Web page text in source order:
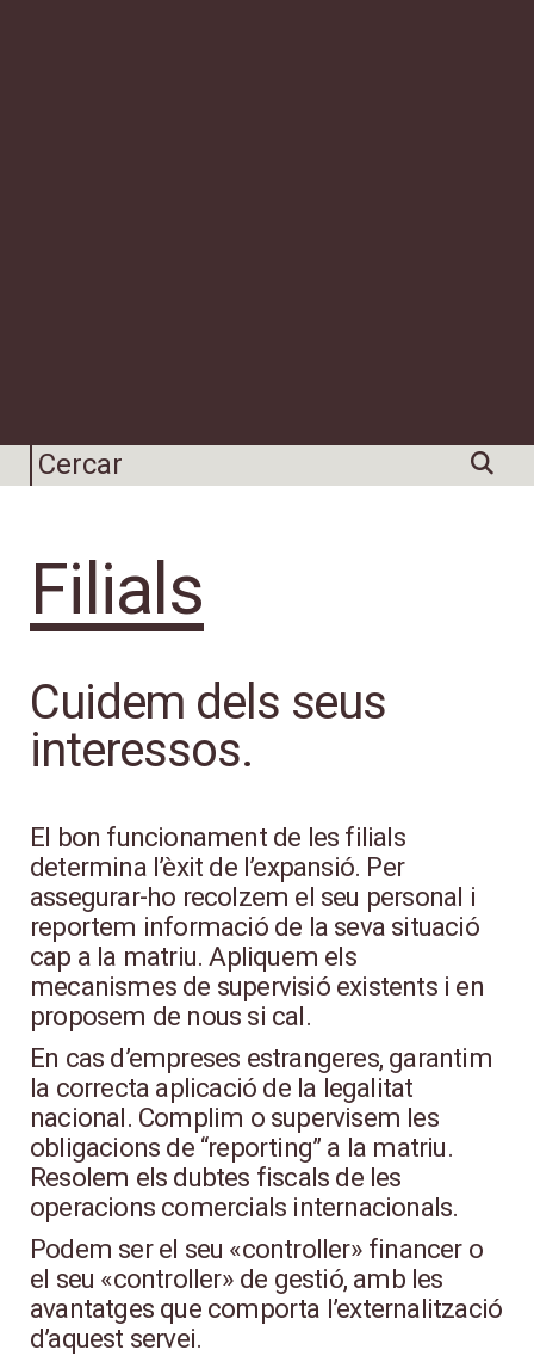
Filials
Cuidem dels seus
interessos.
El bon funcionament de les filials
determina l’èxit de l’expansió. Per
assegurar-ho recolzem el seu personal i
reportem informació de la seva situació
cap a la matriu. Apliquem els
mecanismes de supervisió existents i en
proposem de nous si cal.
En cas d’empreses estrangeres, garantim
la correcta aplicació de la legalitat
nacional. Complim o supervisem les
obligacions de “reporting” a la matriu.
Resolem els dubtes fiscals de les
operacions comercials internacionals.
Podem ser el seu «controller» financer o
el seu «controller» de gestió, amb les
avantatges que comporta l’externalització
d’aquest servei.